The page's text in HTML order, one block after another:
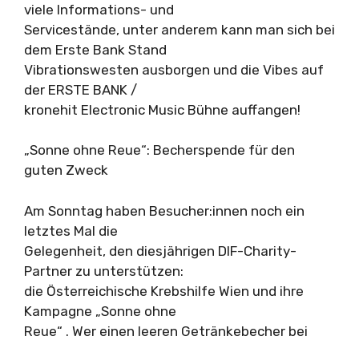
viele Informations- und
Servicestände, unter anderem kann man sich bei
dem Erste Bank Stand
Vibrationswesten ausborgen und die Vibes auf
der ERSTE BANK /
kronehit Electronic Music Bühne auffangen!
„Sonne ohne Reue“: Becherspende für den
guten Zweck
Am Sonntag haben Besucher:innen noch ein
letztes Mal die
Gelegenheit, den diesjährigen DIF-Charity-
Partner zu unterstützen:
die Österreichische Krebshilfe Wien und ihre
Kampagne „Sonne ohne
Reue“ . Wer einen leeren Getränkebecher bei